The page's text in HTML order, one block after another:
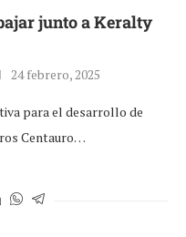
junto a Keralty
24 febrero, 2025
para el desarrollo de
Centauro…